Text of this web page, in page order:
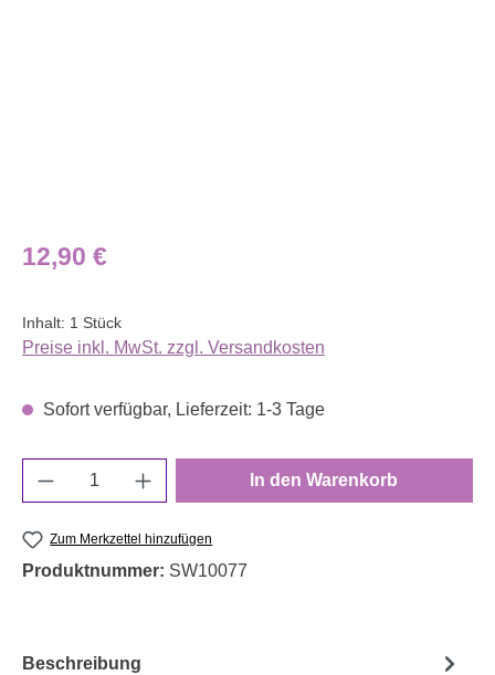
Regulärer Preis:
12,90 €
Inhalt: 1 Stück
Preise inkl. MwSt. zzgl. Versandkosten
Sofort verfügbar, Lieferzeit: 1-3 Tage
Produkt Anzahl: Gib den gewünschten
In den Warenkorb
Zum Merkzettel hinzufügen
Produktnummer: SW10077
Beschreibung